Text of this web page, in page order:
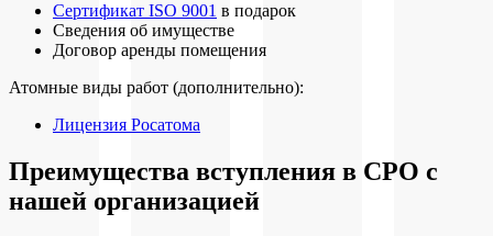
Сертификат ISO 9001 в подарок
Сведения об имуществе
Договор аренды помещения
Атомные виды работ (дополнительно):
Лицензия Росатома
Преимущества вступления в СРО с
нашей организацией